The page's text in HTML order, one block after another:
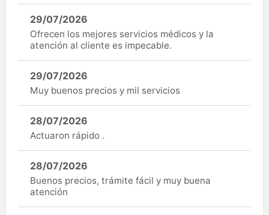
29/07/2026
Ofrecen los mejores servicios médicos y la
atención al cliente es impecable.
29/07/2026
Muy buenos precios y mil servicios
28/07/2026
Actuaron rápido .
28/07/2026
Buenos precios, trámite fácil y muy buena
atención